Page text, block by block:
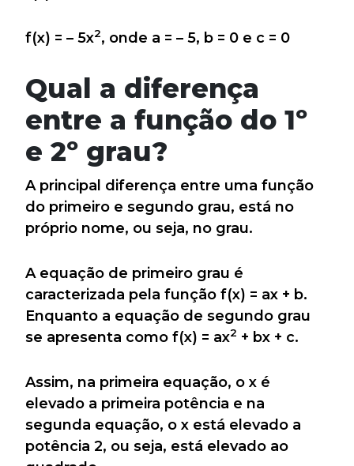
f(x) = – 5x2, onde a = – 5, b = 0 e c = 0
Qual a diferença
entre a função do 1º
e 2º grau?
A principal diferença entre uma função
do primeiro e segundo grau, está no
próprio nome, ou seja, no grau.
A equação de primeiro grau é
caracterizada pela função f(x) = ax + b.
Enquanto a equação de segundo grau
se apresenta como f(x) = ax2 + bx + c.
Assim, na primeira equação, o x é
elevado a primeira potência e na
segunda equação, o x está elevado a
potência 2, ou seja, está elevado ao